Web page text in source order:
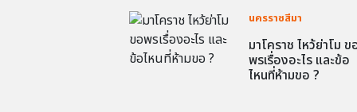
นครราชสีมา
มาโคราช ไหว้ย่าโม ข
พรเรื่องอะไร และข้อ
ไหนที่ห้ามขอ ?